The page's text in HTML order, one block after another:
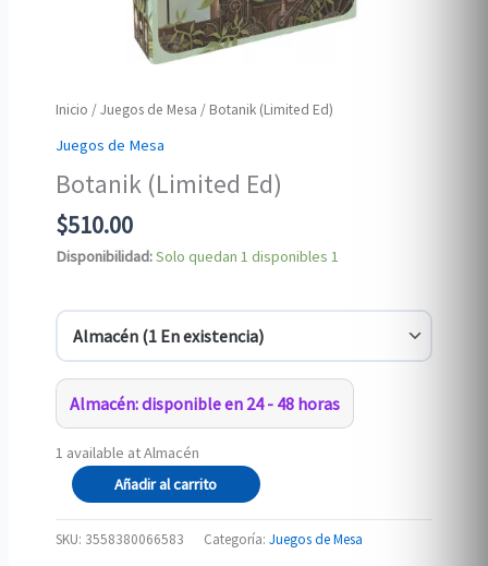
Inicio /Juegos de Mesa / Botanik (Limited Ed)
Juegos de Mesa
Botanik (Limited Ed)
$510.00
Disponibilidad:Solo quedan 1 disponibles 1
Almacén: disponible en 24 - 48 horas
1 available at Almacén
Botanik
(Limited
Ed)
Añadir al carrito
SKU: 3558380066583 Categoría:Juegos de Mesa